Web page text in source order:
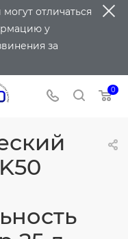
отличаться
у
за
0